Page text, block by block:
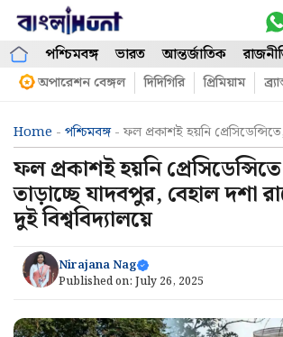
Skip
contentপশ্চিমবঙ্গ ভারত আন্তর্জাতিক
অপারেশন বেঙ্গল দিদিগিরি প্রিমিয়াম
Home - পশ্চিমবঙ্গ-ফল প্রকাশই হয়নি
ফল প্রকাশই হয়নি
তাড়াচ্ছে যাদবপুর, বেহাল দশা
দুই বিশ্ববিদ্যালয়ে
Nirajana Nag
Published on: July 26, 2025